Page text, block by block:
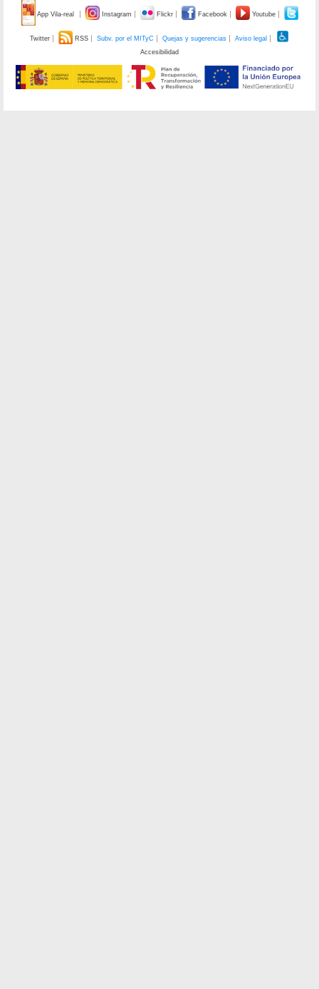
App Vila-real Instagram Flickr Facebook Youtube
Twitter RSS Subv. por el MITyC Quejas y sugerencias
Aviso legal
Accesibilidad